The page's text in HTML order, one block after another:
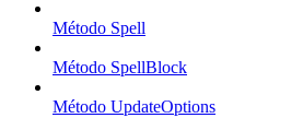
Método Spell
Método SpellBlock
Método UpdateOptions